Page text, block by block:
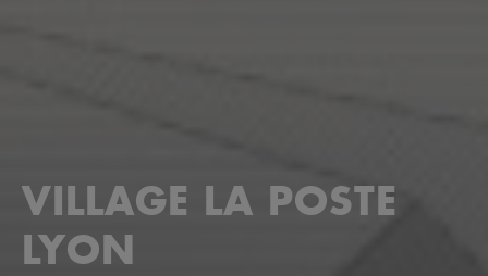
VILLAGE LA POSTE
LYON